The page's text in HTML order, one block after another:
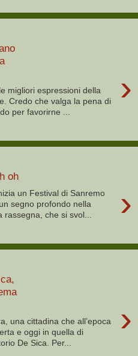
›
migliori espressioni della
Credo che valga la pena di
per favorirne ...
oh
›
un Festival di Sanremo
segno profondo nella
rassegna, che si svol...
›
una cittadina che all’epoca
e oggi in quella di
De Sica. Per...